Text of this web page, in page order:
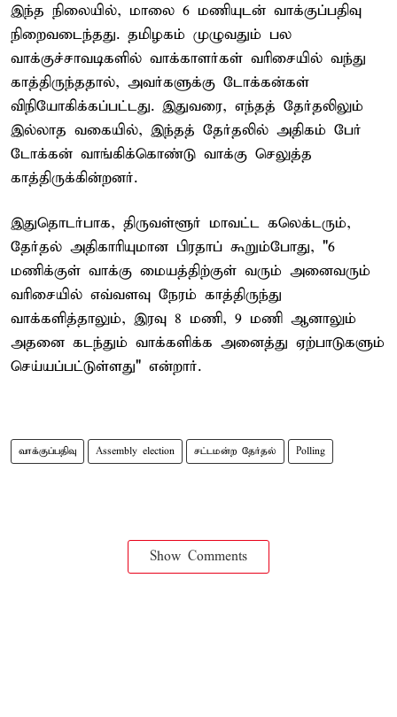
இந்த நிலையில், மாலை 6 மணியுடன் வாக்குப்பதிவு
நிறைவடைந்தது. தமிழகம் முழுவதும் பல
வாக்குச்சாவடிகளில் வாக்காளர்கள் வரிசையில் வந்து
காத்திருந்ததால், அவர்களுக்கு டோக்கன்கள்
விநியோகிக்கப்பட்டது. இதுவரை, எந்தத் தேர்தலிலும்
இல்லாத வகையில், இந்தத் தேர்தலில் அதிகம் பேர்
டோக்கன் வாங்கிக்கொண்டு வாக்கு செலுத்த
காத்திருக்கின்றனர்.
இதுதொடர்பாக, திருவள்ளூர் மாவட்ட கலெக்டரும்,
தேர்தல் அதிகாரியுமான பிரதாப் கூறும்போது, "6
மணிக்குள் வாக்கு மையத்திற்குள் வரும் அனைவரும்
வரிசையில் எவ்வளவு நேரம் காத்திருந்து
வாக்களித்தாலும், இரவு 8 மணி, 9 மணி ஆனாலும்
அதனை கடந்தும் வாக்களிக்க அனைத்து ஏற்பாடுகளும்
செய்யப்பட்டுள்ளது" என்றார்.
வாக்குப்பதிவு Assembly election சட்டமன்ற தேர்தல் Polling
Show Comments